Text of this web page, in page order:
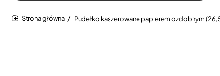
Pudełko kaszerowane papierem ozdobnym